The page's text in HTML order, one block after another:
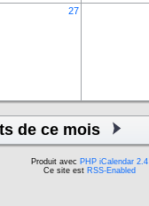
27
de ce mois
Produit avec PHP iCalendar 2.4
Ce site est RSS-Enabled